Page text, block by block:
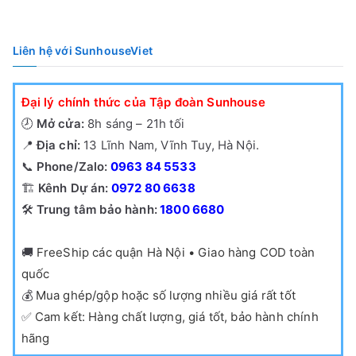
Liên hệ với SunhouseViet
Đại lý chính thức của Tập đoàn Sunhouse
🕗 Mở cửa:8h sáng – 21h tối
📍Địa chỉ: 13 Lĩnh Nam, Vĩnh Tuy, Hà Nội.
📞 Phone/Zalo: 0963 84 5533
🏗️ Kênh Dự án: 0972 80 6638
🛠️ Trung tâm bảo hành:1800 6680
🚚 FreeShip các quận Hà Nội • Giao hàng COD toàn
quốc
💰 Mua ghép/gộp hoặc số lượng nhiều giá rất tốt
✅ Cam kết: Hàng chất lượng, giá tốt, bảo hành chính
hãng